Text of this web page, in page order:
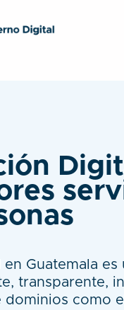
Guatemala es
transparente,
dominios como